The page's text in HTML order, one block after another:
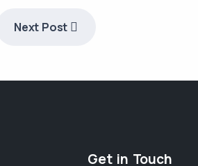
Next Post
Get in Touch